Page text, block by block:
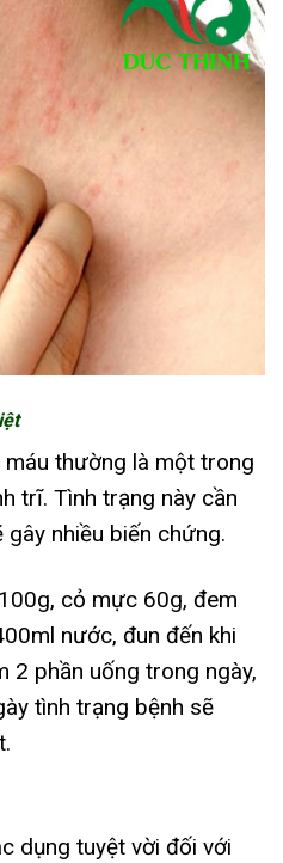
thường là một trong
trĩ. Tình trạng này cần
nhiều biến chứng.
cỏ mực 60g, đem
nước, đun đến khi
2 phần uống trong ngày,
tình trạng bệnh sẽ
dụng tuyệt vời đối với